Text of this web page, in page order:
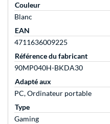
Couleur
Blanc
EAN
4711636009225
Référence du fabricant
90MP040H-BKDA30
Adapté aux
PC, Ordinateur portable
Type
Gaming